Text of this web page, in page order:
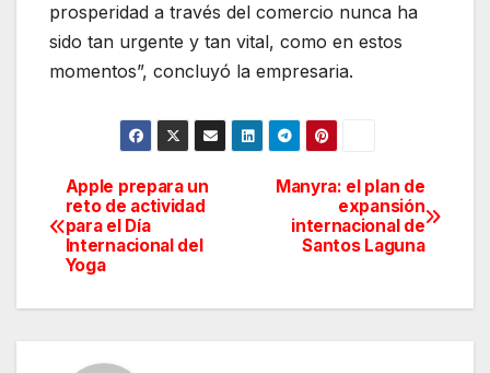
prosperidad a través del comercio nunca ha
sido tan urgente y tan vital, como en estos
momentos”, concluyó la empresaria.
Navegación
de
entradas
Manyra: el plan de
expansión
internacional de
Santos Laguna
Apple prepara un
reto de actividad
para el Día
Internacional del
Yoga